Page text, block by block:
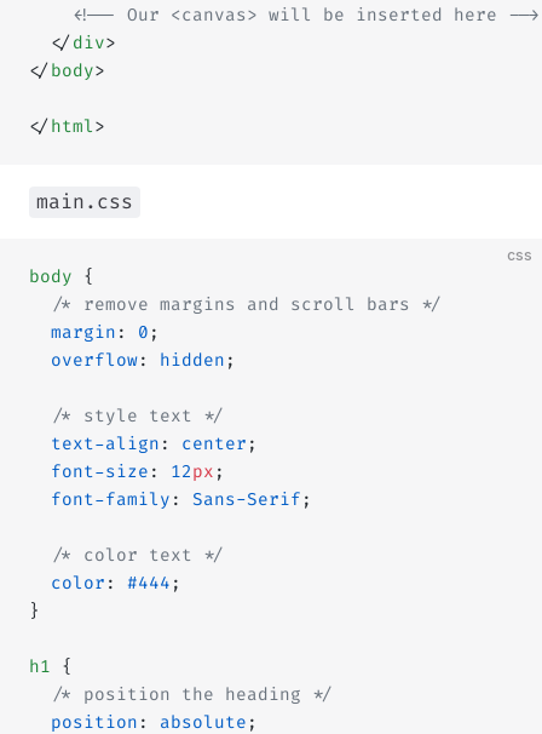
    <!-- Our <canvas> will be inserted here -->
  </
div>
</body>
</html>
main.css
css
body {
  /* remove margins and scroll bars */
  margin
: 0 ;
  overflow
: hidden ;
  /* style text */
  text-align
: center ;
  font-size
: 12px ;
  font-family
: Sans-Serif ;
  /* color text */
  color
: #444 ;
}
h1 {
  /* position the heading */
  position
: absolute ;